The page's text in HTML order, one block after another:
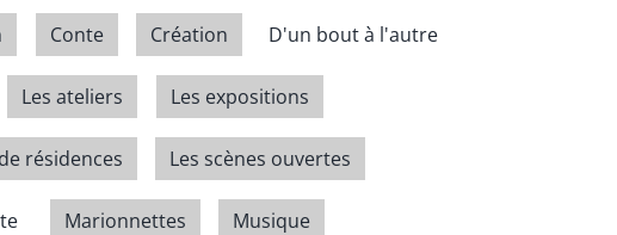
Conte Création D'un bout à l'autre
Les ateliers Les expositions
résidences Les scènes ouvertes
Marionnettes Musique